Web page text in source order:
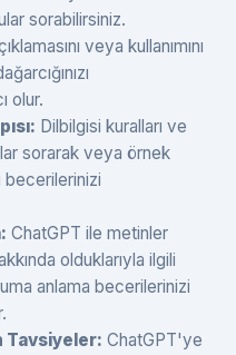
sorabilirsiniz.
veya kullanımını
olur.
Dilbilgisi kuralları ve
sorarak veya örnek
ChatGPT ile metinler
olduklarıyla ilgili
anlama becerilerinizi
Tavsiyeler: ChatGPT'ye